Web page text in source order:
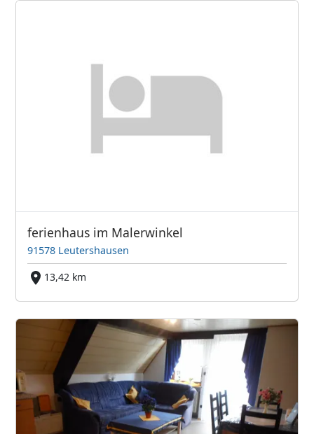
ferienhaus im Malerwinkel
91578 Leutershausen
13,42 km